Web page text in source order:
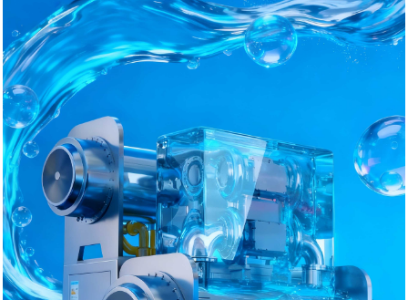
“热泵装备制造” 的核心：研发、生产以热泵技术为核心的节能换热设
备的全流程产业。
热泵装备制造